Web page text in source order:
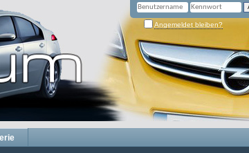
Angemeldet bleiben?